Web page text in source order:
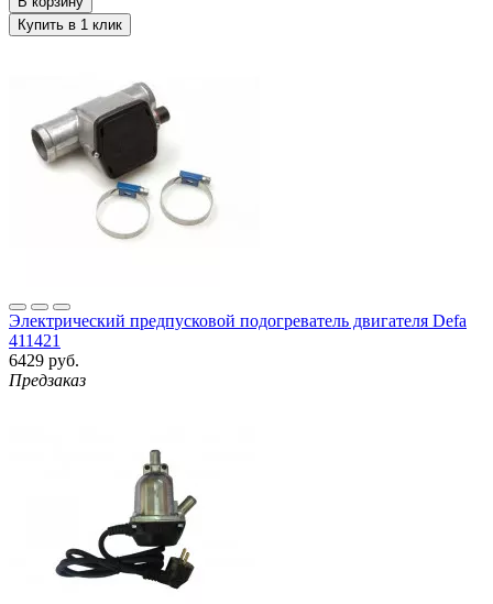
Электрический предпусковой подогреватель двигателя Defa
411421
6429 руб.
Предзаказ